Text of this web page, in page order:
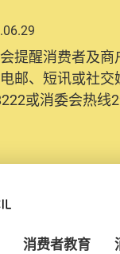
提醒消费者及
邮、短讯或社
或消委会热线
消费者教育